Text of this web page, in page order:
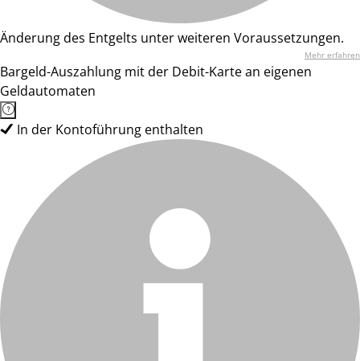
Änderung des Entgelts unter weiteren Voraussetzungen.
Mehr erfahren
Bargeld-Auszahlung mit der Debit-Karte an eigenen
Geldautomaten
In der Kontoführung enthalten